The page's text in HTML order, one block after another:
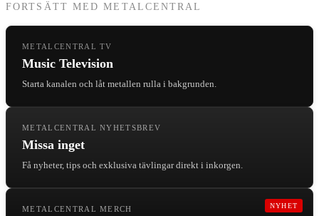
FORTSÄTT MED METALCENTRAL
METALCENTRAL TV
Music Television
Starta kanalen och låt metallen rulla i bakgrunden.
METALCENTRAL NYHETSBREV
Missa inget
Få nyheter, tips och exklusiva tävlingar direkt i inkorgen.
NYHET
METALCENTRAL MERCH